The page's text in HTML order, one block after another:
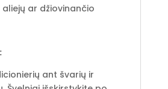
aliejų ar džiovinančio
ant švarių ir